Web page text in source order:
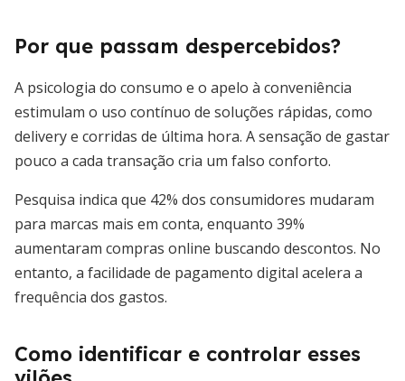
Por que passam despercebidos?
A psicologia do consumo e o apelo à conveniência
estimulam o uso contínuo de soluções rápidas, como
delivery e corridas de última hora. A sensação de gastar
pouco a cada transação cria um falso conforto.
Pesquisa indica que 42% dos consumidores mudaram
para marcas mais em conta, enquanto 39%
aumentaram compras online buscando descontos. No
entanto, a facilidade de pagamento digital acelera a
frequência dos gastos.
Como identificar e controlar esses